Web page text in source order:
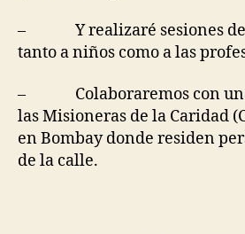
– Y realizaré sesiones de
tanto a niños como a las
– Colaboraremos con una
las Misioneras de la Caridad
en Bombay donde residen
de la calle.